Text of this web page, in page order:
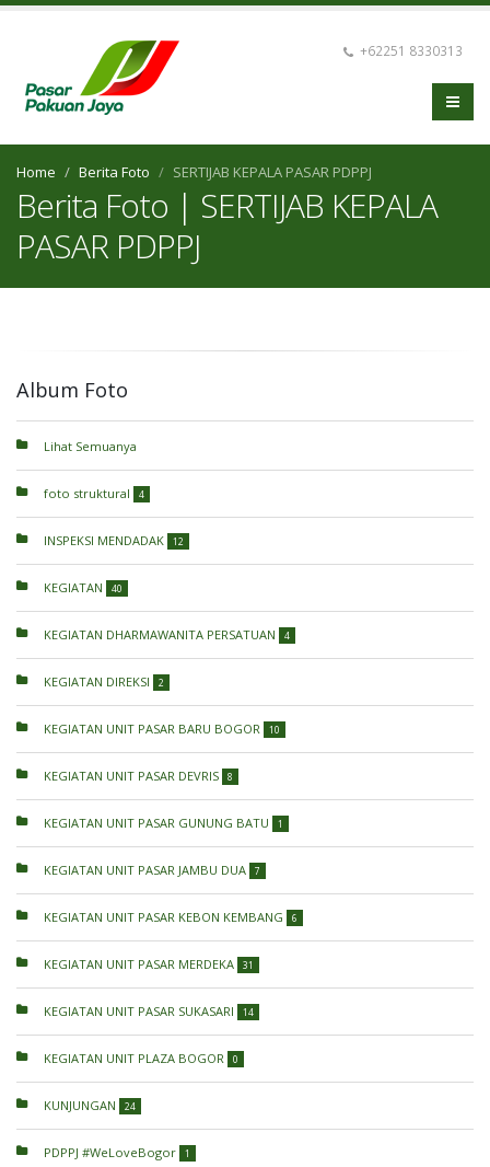
+62251 8330313
Home Berita Foto SERTIJAB KEPALA PASAR PDPPJ
Berita Foto | SERTIJAB KEPALA
PASAR PDPPJ
Album Foto
Lihat Semuanya
foto struktural 4
INSPEKSI MENDADAK 12
KEGIATAN 40
KEGIATAN DHARMAWANITA PERSATUAN 4
KEGIATAN DIREKSI 2
KEGIATAN UNIT PASAR BARU BOGOR 10
KEGIATAN UNIT PASAR DEVRIS 8
KEGIATAN UNIT PASAR GUNUNG BATU 1
KEGIATAN UNIT PASAR JAMBU DUA 7
KEGIATAN UNIT PASAR KEBON KEMBANG 6
KEGIATAN UNIT PASAR MERDEKA 31
KEGIATAN UNIT PASAR SUKASARI 14
KEGIATAN UNIT PLAZA BOGOR 0
KUNJUNGAN 24
PDPPJ #WeLoveBogor 1